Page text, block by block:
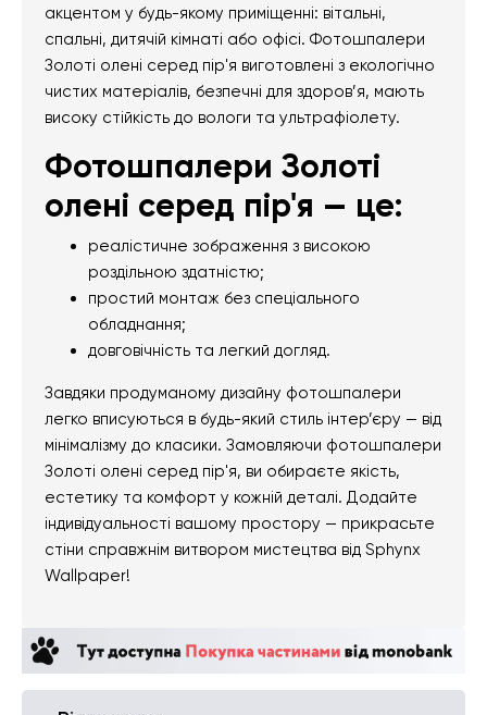
акцентом у будь-якому приміщенні: вітальні,
спальні, дитячій кімнаті або офісі. Фотошпалери
Золоті олені серед пір'я виготовлені з екологічно
чистих матеріалів, безпечні для здоров’я, мають
високу стійкість до вологи та ультрафіолету.
Фотошпалери Золоті
олені серед пір'я — це:
реалістичне зображення з високою
роздільною здатністю;
простий монтаж без спеціального
обладнання;
довговічність та легкий догляд.
Завдяки продуманому дизайну фотошпалери
легко вписуються в будь-який стиль інтер’єру — від
мінімалізму до класики. Замовляючи фотошпалери
Золоті олені серед пір'я, ви обираєте якість,
естетику та комфорт у кожній деталі. Додайте
індивідуальності вашому простору — прикрасьте
стіни справжнім витвором мистецтва від Sphynx
Wallpaper!